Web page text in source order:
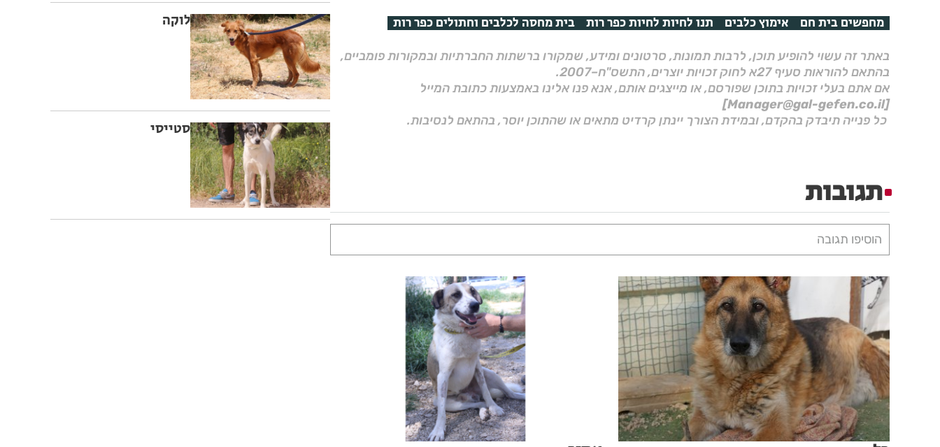
מחפשים בית חם אימוץ כלבים תנו לחיות לחיות כפר רות בית מחסה לכלבים וחתולים כפר רות
באתר זה עשוי להופיע תוכן, לרבות תמונות, סרטונים ומידע, שמקורו ברשתות החברתיות ובמקורות פומביים,
בהתאם להוראות סעיף 27א לחוק זכויות יוצרים, התשס"ח–2007.
אם אתם בעלי זכויות בתוכן שפורסם, או מייצגים אותם, אנא פנו אלינו באמצעות כתובת המייל
[Manager@gal-gefen.co.il]
כל פנייה תיבדק בהקדם, ובמידת הצורך יינתן קרדיט מתאים או שהתוכן יוסר, בהתאם לנסיבות.
תגובות
הוסיפו תגובה
לוקה
סטייסי